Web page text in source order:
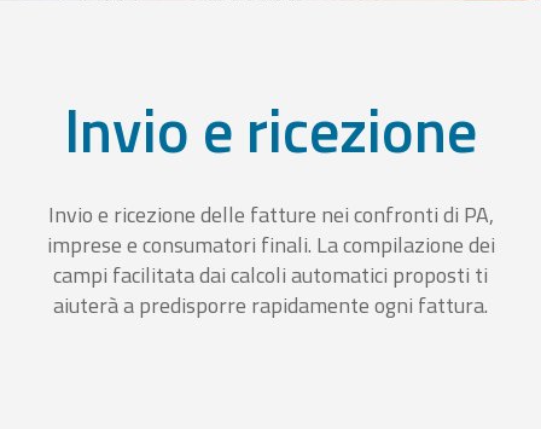
Invio e ricezione
Invio e ricezione delle fatture nei confronti di PA,
imprese e consumatori finali. La compilazione dei
campi facilitata dai calcoli automatici proposti ti
aiuterà a predisporre rapidamente ogni fattura.